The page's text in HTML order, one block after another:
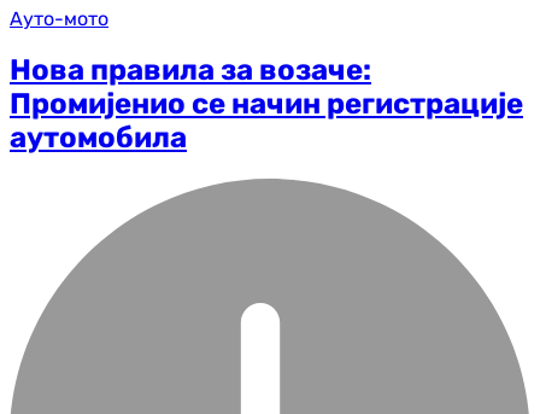
Ауто-мото
Нова правила за возаче:
Промијенио се начин регистрације
аутомобила